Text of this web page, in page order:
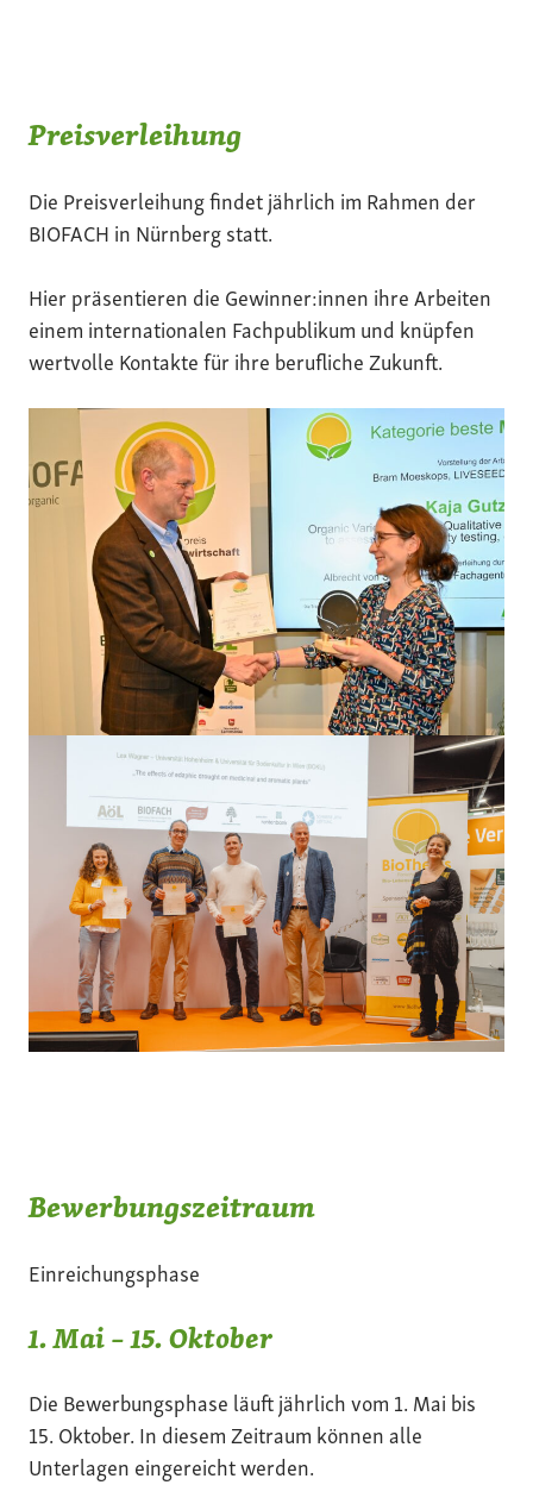
Preisverleihung
Die Preisverleihung findet jährlich im Rahmen der
BIOFACH in Nürnberg statt.
Hier präsentieren die Gewinner:innen ihre Arbeiten
einem internationalen Fachpublikum und knüpfen
wertvolle Kontakte für ihre berufliche Zukunft.
Bewerbungszeitraum
Einreichungsphase
1. Mai – 15. Oktober
Die Bewerbungsphase läuft jährlich vom 1. Mai bis
15. Oktober. In diesem Zeitraum können alle
Unterlagen eingereicht werden.